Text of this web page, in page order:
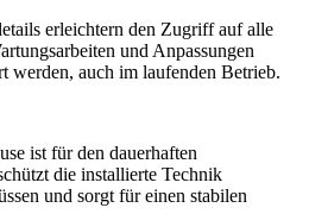
erleichtern den Zugriff auf alle
und Anpassungen
werden, auch im laufenden Betrieb.
ist für den dauerhaften
die installierte Technik
und sorgt für einen stabilen